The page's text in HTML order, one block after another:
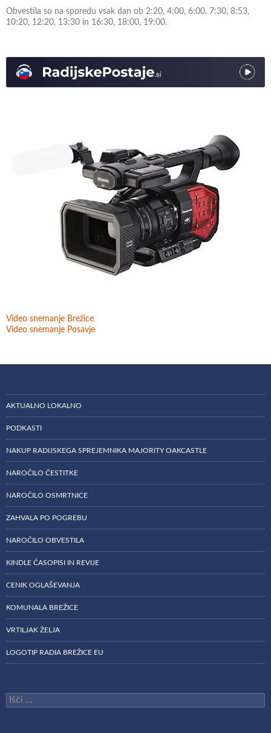
Obvestila so na sporedu vsak dan ob 2:20, 4:00, 6:00, 7:30, 8:53,
10:20, 12:20, 13:30 in 16:30, 18:00, 19:00.
Video snemanje Brežice
Video snemanje Posavje
AKTUALNO LOKALNO
PODKASTI
NAKUP RADIJSKEGA SPREJEMNIKA MAJORITY OAKCASTLE
NAROČILO ČESTITKE
NAROČILO OSMRTNICE
ZAHVALA PO POGREBU
NAROČILO OBVESTILA
KINDLE ČASOPISI IN REVIJE
CENIK OGLAŠEVANJA
KOMUNALA BREŽICE
VRTILJAK ŽELJA
LOGOTIP RADIA BREŽICE EU
Išči: